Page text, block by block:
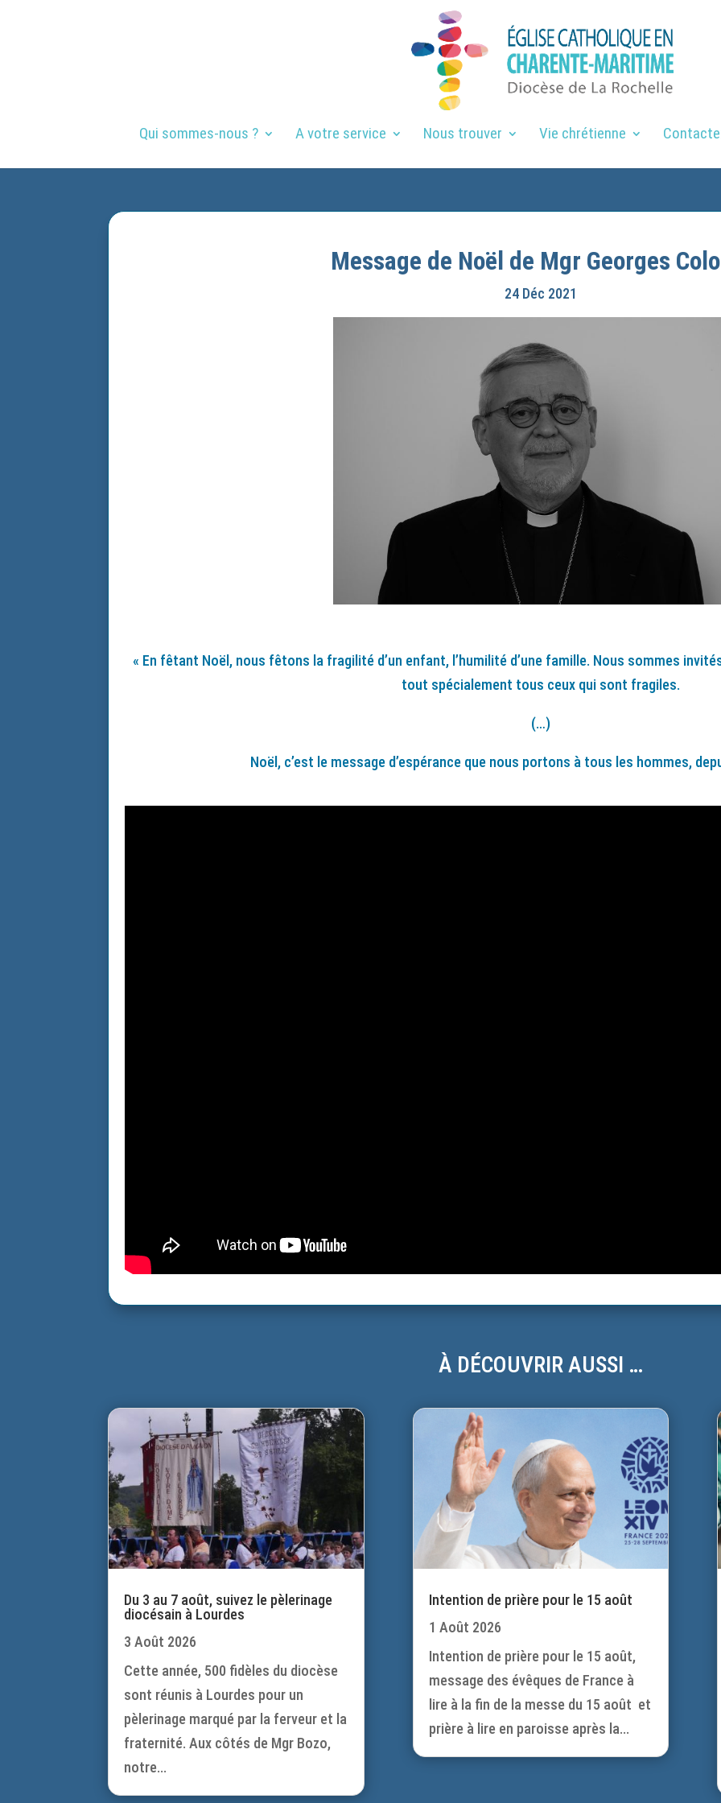
Qui sommes-nous ? A votre service Nous trouver Vie chrétienne
Message de Noël de Mgr Georges
24 Déc 2021
« En fêtant Noël, nous fêtons la fragilité d’un enfant, l’humilité d’une famille. Nous sommes
tout spécialement tous ceux qui sont fragiles.
(…)
Noël, c’est le message d’espérance que nous portons à tous les hommes,
À DÉCOUVRIR AUSSI …
Du 3 au 7 août, suivez le pèlerinage
diocésain à Lourdes
3 Août 2026
Cette année, 500 fidèles du diocèse
sont réunis à Lourdes pour un
pèlerinage marqué par la ferveur et la
fraternité. Aux côtés de Mgr Bozo,
notre...
Intention de prière pour le 15 août
1 Août 2026
Intention de prière pour le 15 août,
message des évêques de France à
lire à la fin de la messe du 15 août et
prière à lire en paroisse après la...